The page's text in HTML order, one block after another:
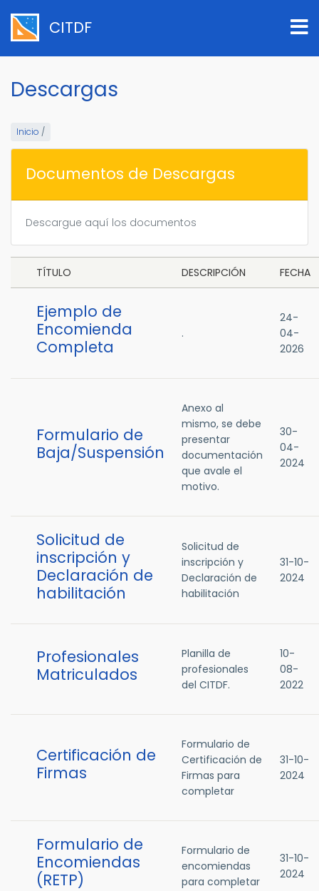
contenido
principal
CITDF
Descargas
Inicio /
Documentos de Descargas
Descargue aquí los documentos
TÍTULO DESCRIPCIÓN FECHA
Ejemplo de
Encomienda
Completa
.
24-
04-
2026
Formulario de
Baja/Suspensión
Anexo al
mismo, se debe
presentar
documentación
que avale el
motivo.
30-
04-
2024
Solicitud de
inscripción y
Declaración de
habilitación
Solicitud de
inscripción y
Declaración de
habilitación
31-10-
2024
Profesionales
Matriculados
Planilla de
profesionales
del CITDF.
10-
08-
2022
Certificación de
Firmas
Formulario de
Certificación de
Firmas para
completar
31-10-
2024
Formulario de
Encomiendas
(RETP)
Formulario de
encomiendas
para completar
31-10-
2024